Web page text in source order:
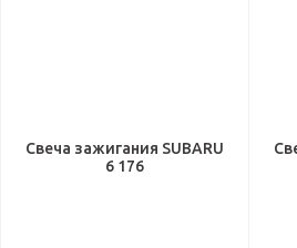
Свеча зажигания SUBARU
6 176